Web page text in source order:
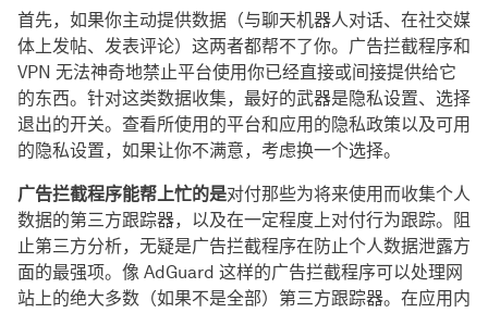
首先，如果你主动提供数据（与聊天机器人对话、在社交媒
体上发帖、发表评论）这两者都帮不了你。广告拦截程序和
VPN 无法神奇地禁止平台使用你已经直接或间接提供给它
的东西。针对这类数据收集，最好的武器是隐私设置、选择
退出的开关。查看所使用的平台和应用的隐私政策以及可用
的隐私设置，如果让你不满意，考虑换一个选择。
广告拦截程序能帮上忙的是对付那些为将来使用而收集个人
数据的第三方跟踪器，以及在一定程度上对付行为跟踪。阻
止第三方分析，无疑是广告拦截程序在防止个人数据泄露方
面的最强项。像 AdGuard 这样的广告拦截程序可以处理网
站上的绝大多数（如果不是全部）第三方跟踪器。在应用内